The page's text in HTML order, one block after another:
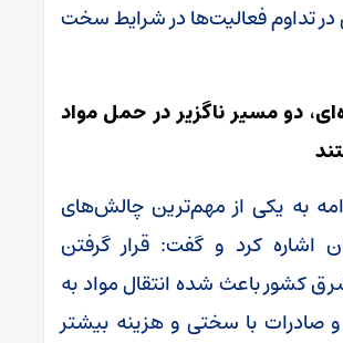
تداوم فعالیت‌ها در شرایط سخت
دو مسیر ناگزیر در حمل مواد
به یکی از مهم‌ترین چالش‌های
اشاره کرد و گفت: قرار گرفتن
کشور باعث شده انتقال مواد به
و صادرات با سختی و هزینه بیشتر